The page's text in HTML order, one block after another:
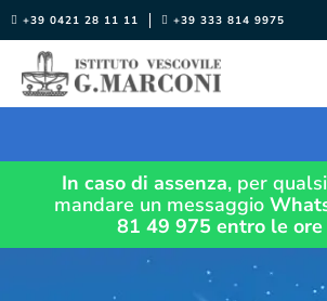
Salta
al
contenuto
+39 0421 28 11 11 +39 333 814 9975
In caso di assenza, per
mandare un messaggio
81 49 975 entro le ore